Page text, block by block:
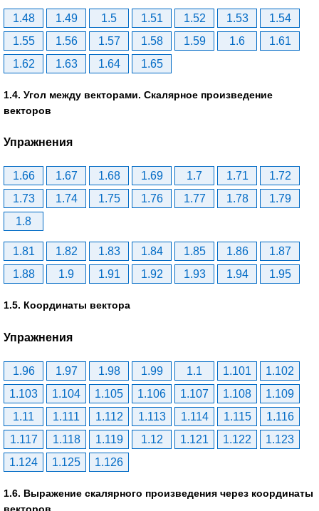
1.48 1.49 1.5 1.51 1.52 1.53
1.54
1.55
1.56 1.57 1.58 1.59 1.6
1.61
1.62
1.63 1.64 1.65
1.4. Угол между векторами. Скалярное произведение
векторов
Упражнения
1.66 1.67 1.68 1.69 1.7 1.71
1.72
1.73
1.74 1.75 1.76 1.77 1.78
1.79
1.8
1.81 1.82 1.83 1.84 1.85 1.86
1.87
1.88
1.9 1.91 1.92 1.93 1.94 1.95
1.5. Координаты вектора
Упражнения
1.96 1.97 1.98 1.99 1.1 1.101
1.102
1.103
1.104 1.105 1.106 1.107 1.108
1.109
1.11
1.111 1.112 1.113 1.114 1.115
1.116
1.117
1.118 1.119 1.12 1.121 1.122
1.123
1.124
1.125 1.126
1.6. Выражение скалярного произведения через координаты
векторов